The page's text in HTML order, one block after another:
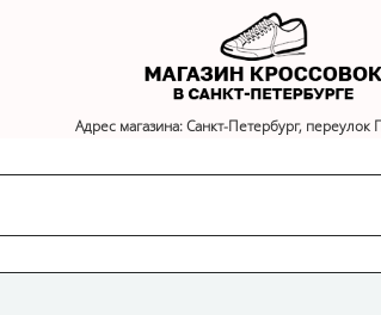
Адрес магазина: Санкт-Петербург, переулок